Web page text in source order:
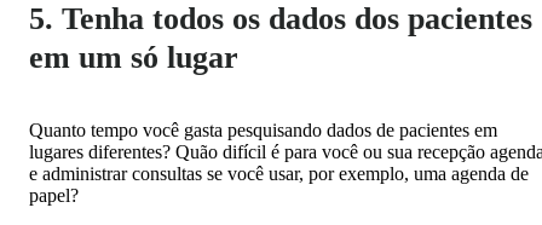
5. Tenha todos os dados dos pacientes
em um só lugar
Quanto tempo você gasta pesquisando dados de pacientes em
lugares diferentes? Quão difícil é para você ou sua recepção
e administrar consultas se você usar, por exemplo, uma agenda de
papel?